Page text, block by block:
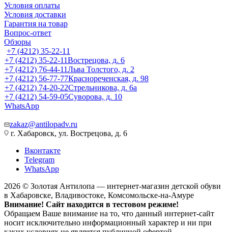
Условия оплаты
Условия доставки
Гарантия на товар
Вопрос-ответ
Обзоры
+7 (4212) 35-22-11
+7 (4212) 35-22-11Вострецова, д. 6
+7 (4212) 76-44-11Льва Толстого, д. 2
+7 (4212) 56-77-77Краснореченская, д. 98
+7 (4212) 74-20-22Стрельникова, д. 6а
+7 (4212) 54-59-05Суворова, д. 10
WhatsApp
zakaz@antilopadv.ru
г. Хабаровск, ул. Вострецова, д. 6
Вконтакте
Telegram
WhatsApp
2026 © Золотая Антилопа — интернет-магазин детской обуви
в Хабаровске, Владивостоке, Комсомольске-на-Амуре
Внимание! Сайт находится в тестовом режиме!
Обращаем Ваше внимание на то, что данный интернет-сайт
носит исключительно информационный характер и ни при